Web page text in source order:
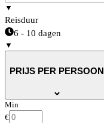
▼
Reisduur
6 - 10 dagen
▼
PRIJS PER PERSOON
Min
€